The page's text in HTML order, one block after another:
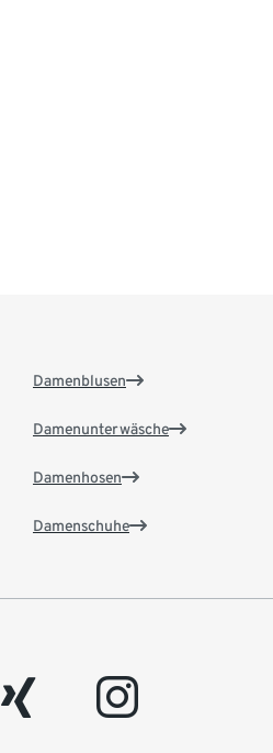
Damenblusen
Damenunterwäsche
Damenhosen
Damenschuhe
xing instagram